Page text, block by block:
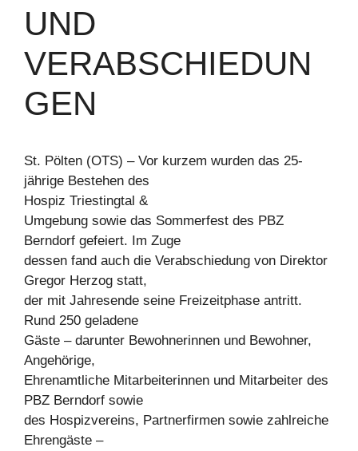
ND V
ERABSCHIEDUNG
EN
St. Pölten (OTS) – Vor kurzem wurden das 25-
jährige Bestehen des
Hospiz Triestingtal &
Umgebung sowie das Sommerfest des PBZ
Berndorf gefeiert. Im Zuge
dessen fand auch die Verabschiedung von Direktor
Gregor Herzog statt,
der mit Jahresende seine Freizeitphase antritt.
Rund 250 geladene
Gäste – darunter Bewohnerinnen und Bewohner,
Angehörige,
Ehrenamtliche Mitarbeiterinnen und Mitarbeiter des
PBZ Berndorf sowie
des Hospizvereins, Partnerfirmen sowie zahlreiche
Ehrengäste –